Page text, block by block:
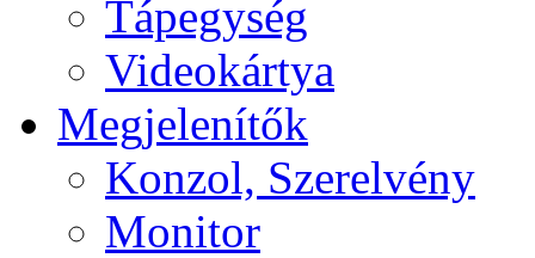
Tápegység
Videokártya
Megjelenítők
Konzol, Szerelvény
Monitor